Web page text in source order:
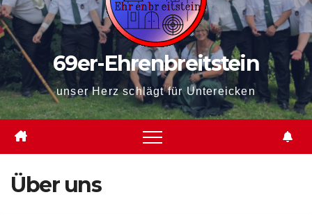
69er-Ehrenbreitstein
unser Herz schlägt für Untereicken
Über uns